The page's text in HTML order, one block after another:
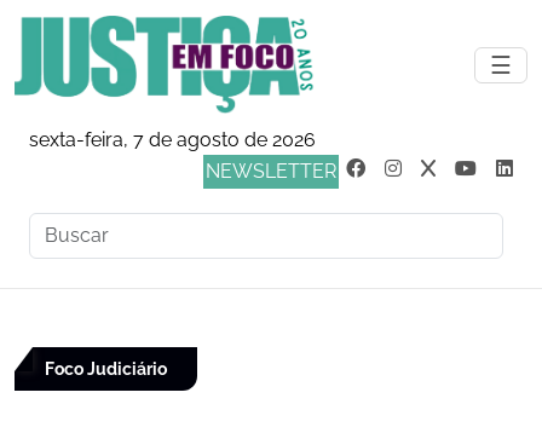
☰
sexta-feira, 7 de agosto de 2026
NEWSLETTER
Foco Judiciário